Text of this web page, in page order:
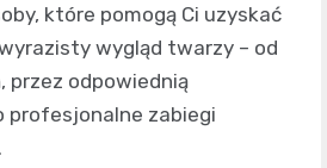
które pomogą Ci uzyskać
wygląd twarzy – od
przez odpowiednią
profesjonalne zabiegi